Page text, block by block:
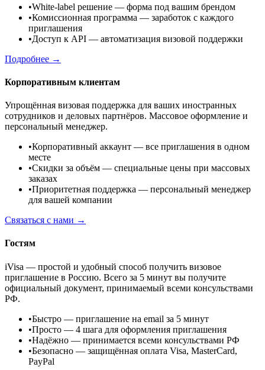
•White-label решение — форма под вашим брендом
•Комиссионная программа — заработок с каждого
приглашения
•Доступ к API — автоматизация визовой поддержки
Подробнее →
Корпоративным клиентам
Упрощённая визовая поддержка для ваших иностранных
сотрудников и деловых партнёров. Массовое оформление и
персональный менеджер.
•Корпоративный аккаунт — все приглашения в одном
месте
•Скидки за объём — специальные цены при массовых
заказах
•Приоритетная поддержка — персональный менеджер
для вашей компании
Связаться с нами →
Гостям
iVisa — простой и удобный способ получить визовое
приглашение в Россию. Всего за 5 минут вы получите
официальный документ, принимаемый всеми консульствами
РФ.
•Быстро — приглашение на email за 5 минут
•Просто — 4 шага для оформления приглашения
•Надёжно — принимается всеми консульствами РФ
•Безопасно — защищённая оплата Visa, MasterCard,
PayPal